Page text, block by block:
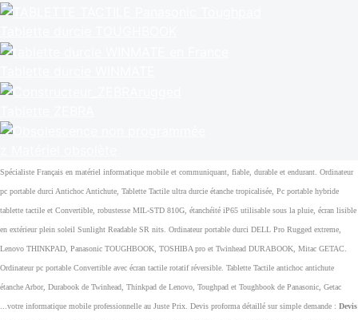
Spécialiste Français en matériel informatique mobile et communiquant, fiable, durable et endurant. Ordinateur
pc portable durci Antichoc Antichute, Tablette Tactile ultra durcie étanche tropicalisée, Pc portable hybride
tablette tactile et Convertible, robustesse MIL-STD 810G, étanchéité iP65 utilisable sous la pluie, écran lisible
en extérieur plein soleil Sunlight Readable SR nits. Ordinateur portable durci DELL Pro Rugged extreme,
Lenovo THINKPAD, Panasonic TOUGHBOOK, TOSHIBA pro et Twinhead DURABOOK, Mitac GETAC.
Ordinateur pc portable Convertible avec écran tactile rotatif réversible. Tablette Tactile antichoc antichute
étanche Arbor, Durabook de Twinhead, Thinkpad de Lenovo, Toughpad et Toughbook de Panasonic, Getac
...votre informatique mobile professionnelle au Juste Prix. Devis proforma détaillé sur simple demande : Devis